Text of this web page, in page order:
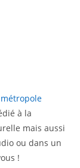
à la
mais aussi
ou dans un
!